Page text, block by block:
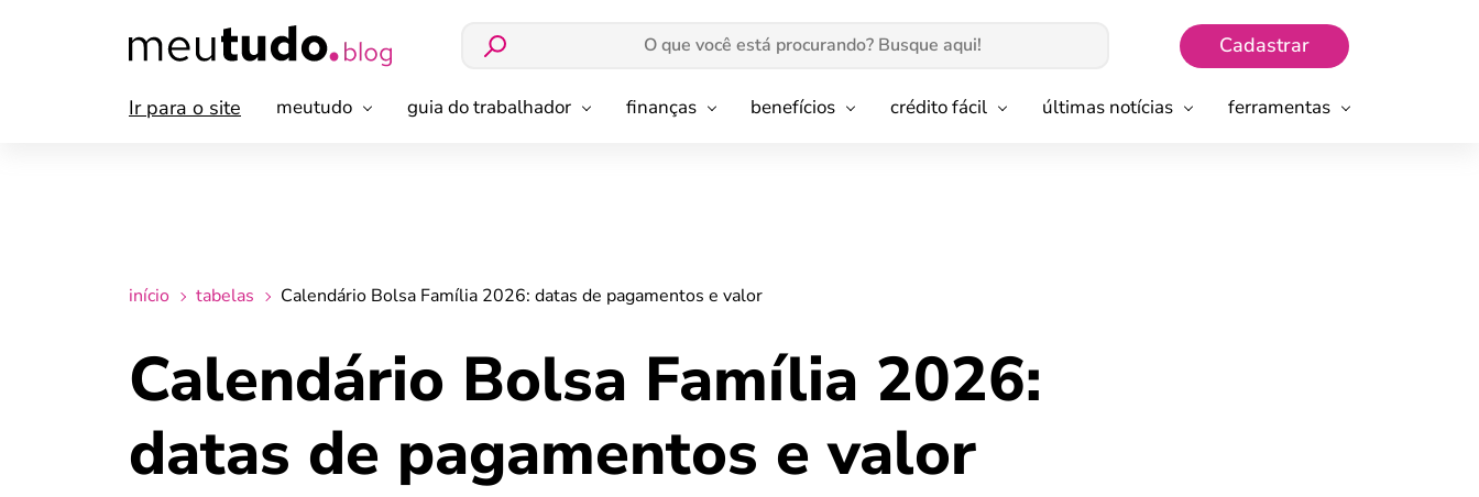
Cadastrar
Ir para o site meutudo guia do trabalhador finanças benefícios crédito fácil últimas notícias ferramentas
início tabelas Calendário Bolsa Família 2026: datas de pagamentos e valor
Calendário Bolsa Família 2026:
datas de pagamentos e valor